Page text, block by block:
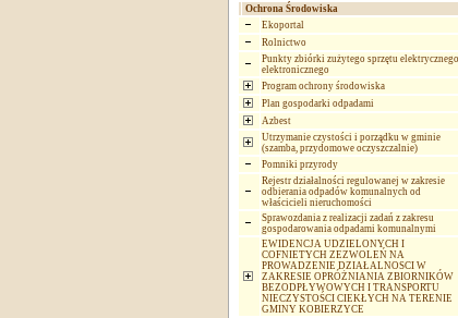
Ochrona Środowiska
Ekoportal
Rolnictwo
Punkty zbiórki zużytego sprzętu
elektronicznego
Program ochrony środowiska
Plan gospodarki odpadami
Azbest
Utrzymanie czystości i porządku w gminie
(szamba, przydomowe oczyszczalnie)
Pomniki przyrody
Rejestr działalności regulowanej w zakresie
odbierania odpadów komunalnych od
właścicieli nieruchomości
Sprawozdania z realizacji zadań z zakresu
gospodarowania odpadami komunalnymi
EWIDENCJA UDZIELONYCH I
COFNIETYCH ZEZWOLEŃ NA
PROWADZENIE DZIAŁALNOSCI W
ZAKRESIE OPRÓŻNIANIA ZBIORNIKÓW
BEZODPŁYWOWYCH I TRANSPORTU
NIECZYSTOŚCI CIEKŁYCH NA TERENIE
GMINY KOBIERZYCE